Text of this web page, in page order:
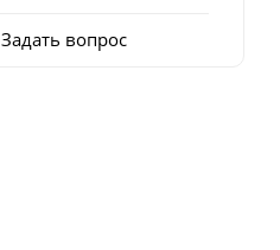
Задать вопрос